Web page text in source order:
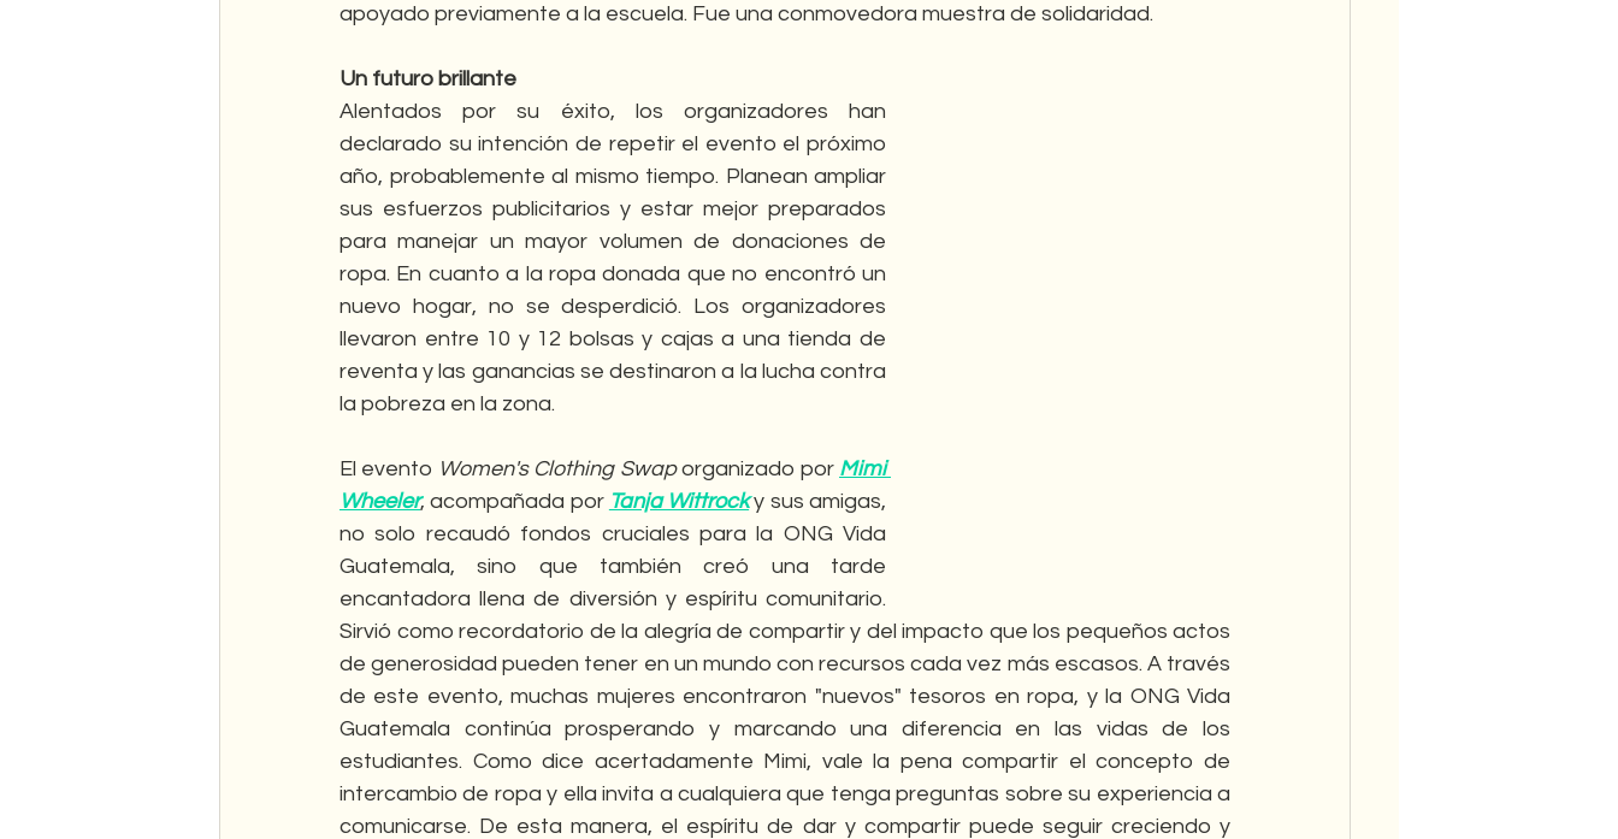
apoyado previamente a la escuela. Fue una conmovedora muestra de solidaridad.
Un futuro brillante
Alentados por su éxito, los organizadores han
declarado su intención de repetir el evento el próximo
año, probablemente al mismo tiempo. Planean ampliar
sus esfuerzos publicitarios y estar mejor preparados
para manejar un mayor volumen de donaciones de
ropa. En cuanto a la ropa donada que no encontró un
nuevo hogar, no se desperdició. Los organizadores
llevaron entre 10 y 12 bolsas y cajas a una tienda de
reventa y las ganancias se destinaron a la lucha contra
la pobreza en la zona.
El evento Women's Clothing Swap organizado por Mimi
Wheeler, acompañada por Tanja Wittrock y sus amigas,
no solo recaudó fondos cruciales para la ONG Vida
Guatemala, sino que también creó una tarde
encantadora llena de diversión y espíritu comunitario.
Sirvió como recordatorio de la alegría de compartir y del impacto que los pequeños actos
de generosidad pueden tener en un mundo con recursos cada vez más escasos. A través
de este evento, muchas mujeres encontraron "nuevos" tesoros en ropa, y la ONG Vida
Guatemala continúa prosperando y marcando una diferencia en las vidas de los
estudiantes. Como dice acertadamente Mimi, vale la pena compartir el concepto de
intercambio de ropa y ella invita a cualquiera que tenga preguntas sobre su experiencia a
comunicarse. De esta manera, el espíritu de dar y compartir puede seguir creciendo y